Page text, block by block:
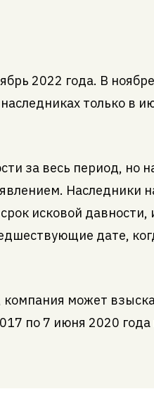
2022 года. В
только в
за весь период, но
Наследники
исковой давности,
дате,
может
по 7 июня 2020